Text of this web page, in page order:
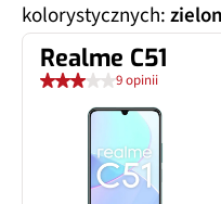
kolorystycznych:
Realme C51
9 opinii